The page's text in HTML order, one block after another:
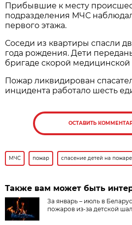
Прибывшие к месту
подразделения МЧС
первого этажа.
Соседи из квартиры спасли
года рождения. Дети
бригаде скорой
Пожар ликвидирован
инцидента работало шесть
ОСТАВИТЬ
МЧС пожар спасение детей на пожаре
Также вам может быть
За январь – июль в
пожаров из-за детской